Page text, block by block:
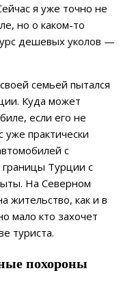
я уже точно не
но о каком-то
дешевых уколов —
семьей пытался
Куда может
если его не
уже практически
с
Турции с
На Северном
жительство, как и в
мало кто захочет
туриста.
похороны